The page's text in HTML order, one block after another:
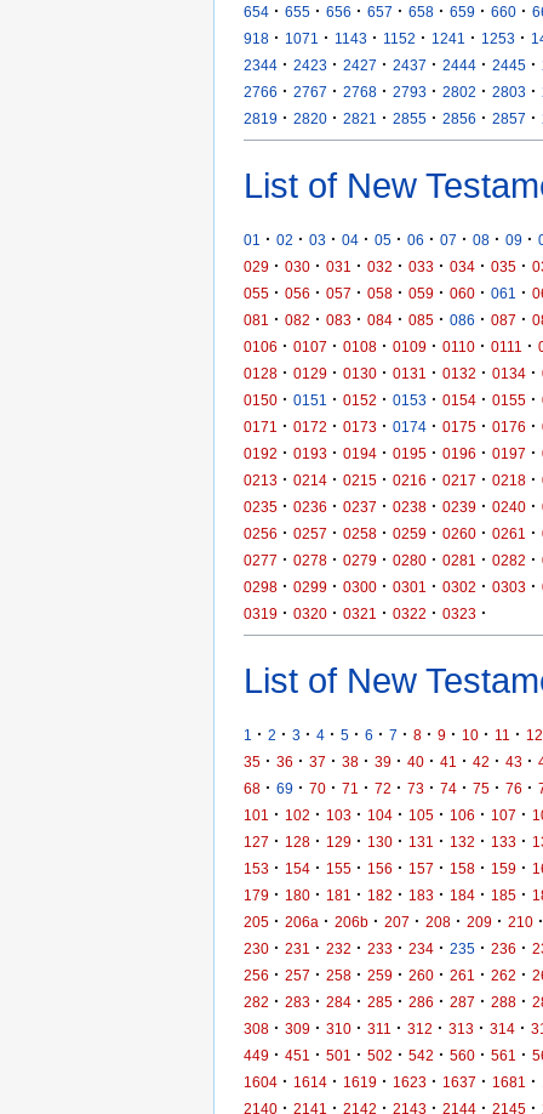
654 · 655 · 656 · 657 · 658 · 659 · 660 ·
918 · 1071 · 1143 · 1152 · 1241 · 1253 ·
2344 · 2423 · 2427 · 2437 · 2444 · 2445 ·
2766 · 2767 · 2768 · 2793 · 2802 · 2803 ·
2819 · 2820 · 2821 · 2855 · 2856 · 2857 ·
List of New
01 · 02 · 03 · 04 · 05 · 06 · 07 · 08 · 09 ·
029 · 030 · 031 · 032 · 033 · 034 · 035 ·
055 · 056 · 057 · 058 · 059 · 060 · 061 ·
081
· 082 · 083 · 084 · 085 · 086 · 087 ·
0106 · 0107 · 0108 · 0109 · 0110 · 0111 ·
0128 · 0129 · 0130 · 0131 · 0132 · 0134 ·
0150 · 0151 · 0152 · 0153 · 0154 · 0155 ·
0171
· 0172 · 0173 · 0174 · 0175 · 0176 ·
0192 · 0193 · 0194 · 0195 · 0196 · 0197 ·
0213 · 0214 · 0215 · 0216 · 0217 · 0218 ·
0235 · 0236 · 0237 · 0238 · 0239 · 0240 ·
0256 · 0257 · 0258 · 0259 · 0260 · 0261 ·
0277 · 0278 · 0279 · 0280 · 0281 · 0282 ·
0298 · 0299 · 0300 · 0301 · 0302 · 0303 ·
0319 · 0320 · 0321 · 0322 · 0323 ·
List of New
1 · 2 · 3 · 4 · 5 · 6 · 7 · 8 · 9 · 10 · 11 · 12
35 · 36 · 37 · 38 · 39 · 40 · 41 · 42 · 43 ·
68 · 69 · 70 · 71 · 72 · 73 · 74 · 75 · 76 ·
101
· 102 · 103 · 104 · 105 · 106 · 107 ·
127 · 128 · 129 · 130 · 131 · 132 · 133 ·
153 · 154 · 155 · 156 · 157 · 158 · 159 ·
179 · 180 · 181 · 182 · 183 · 184 · 185 ·
205 · 206a · 206b · 207 · 208 · 209 · 210 ·
230 · 231 · 232 · 233 · 234 · 235 · 236 ·
256 · 257 · 258 · 259 · 260 · 261 · 262 ·
282 · 283 · 284 · 285 · 286 · 287 · 288 ·
308 · 309 · 310 · 311 · 312 · 313 · 314 ·
449 · 451 · 501 · 502 · 542 · 560 · 561 ·
1604 · 1614 · 1619 · 1623 · 1637 · 1681 ·
2140 · 2141 · 2142 · 2143 · 2144 · 2145 ·